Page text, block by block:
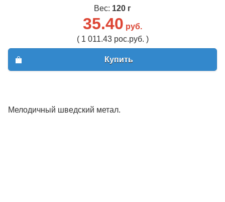
Вес: 120 г
35.40 руб.
( 1 011.43 рос.руб. )
Купить
Мелодичный шведский метал.